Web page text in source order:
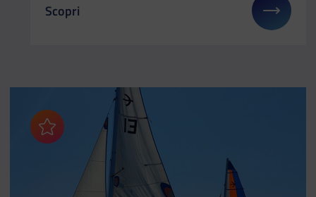
Il link ti porterà ad avere maggiori dettagli su:
Scopri
Aggiungi ai preferiti